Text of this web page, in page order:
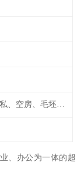
豪华装修、全办公家私、空房、毛坯、任选
、办公为一体的超